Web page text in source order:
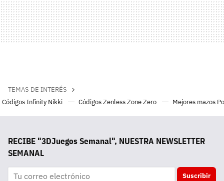
TEMAS DE INTERÉS
Códigos Infinity Nikki
Códigos Zenless Zone Zero Mejores mazos
RECIBE "3DJuegos Semanal", NUESTRA NEWSLETTER
SEMANAL
Suscribir